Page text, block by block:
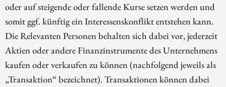
oder auf steigende oder fallende Kurse setzen werden und
somit ggf. künftig ein Interessenskonflikt entstehen kann.
Die Relevanten Personen behalten sich dabei vor, jederzeit
Aktien oder andere Finanzinstrumente des Unternehmens
kaufen oder verkaufen zu können (nachfolgend jeweils als
„Transaktion“ bezeichnet). Transaktionen können dabei